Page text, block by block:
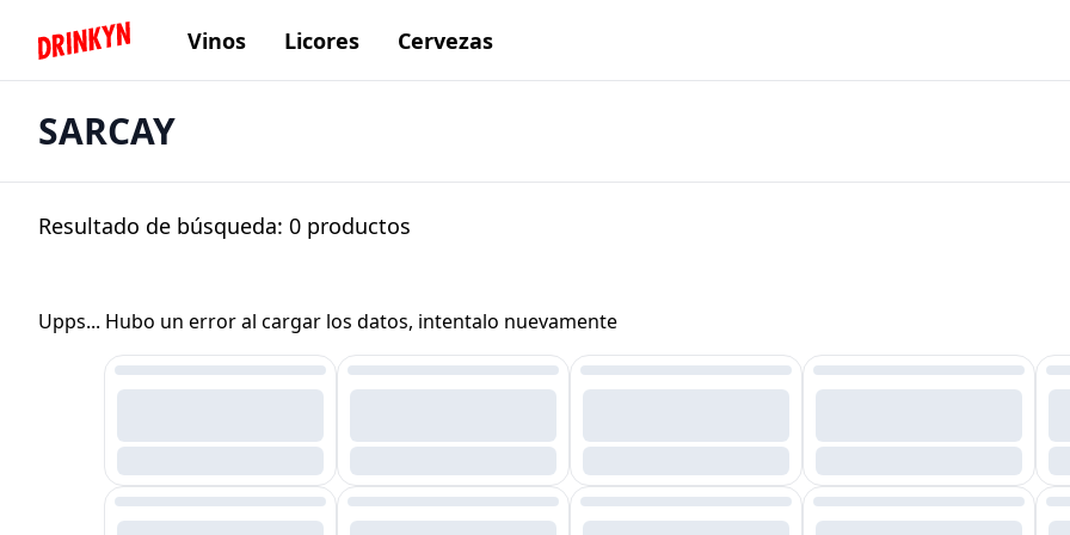
Inicio DrinkynVinos Licores Cervezas
SARCAY
Resultado de búsqueda: 0 productos
Upps... Hubo un error al cargar los datos, intentalo nuevamente